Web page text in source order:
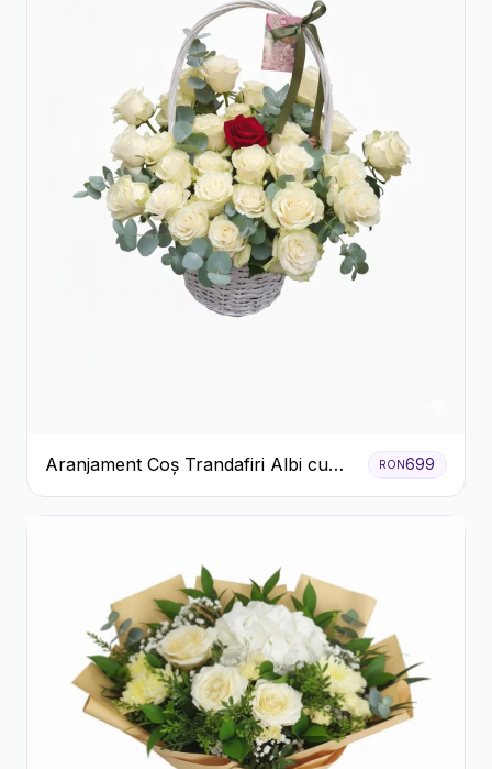
Aranjament Coș Trandafiri Albi cu
Accent Roșu
RON699